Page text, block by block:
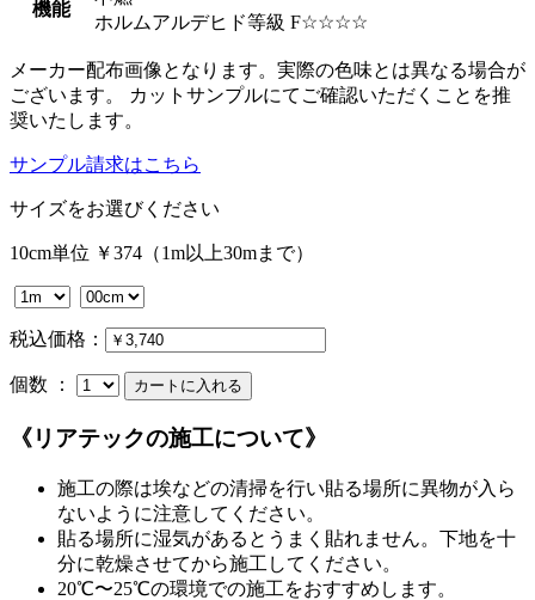
機能
ホルムアルデヒド等級 F☆☆☆☆
メーカー配布画像となります。実際の色味とは異なる場合が
ございます。 カットサンプルにてご確認いただくことを推
奨いたします。
サンプル請求はこちら
サイズをお選びください
10cm単位 ￥374（1m以上30mまで）
税込価格：
個数 ：
《リアテックの施工について》
施工の際は埃などの清掃を行い貼る場所に異物が入ら
ないように注意してください。
貼る場所に湿気があるとうまく貼れません。下地を十
分に乾燥させてから施工してください。
20℃〜25℃の環境での施工をおすすめします。